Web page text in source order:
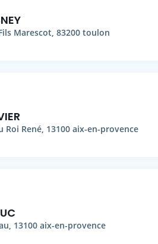
Marescot, 83200 toulon
Roi René, 13100 aix-en-provence
, 13100 aix-en-provence